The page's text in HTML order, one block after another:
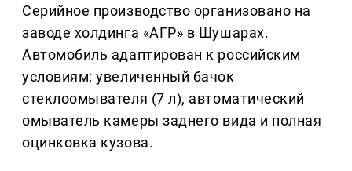
Серийное производство организовано на
заводе холдинга «АГР» в Шушарах.
Автомобиль адаптирован к российским
условиям: увеличенный бачок
стеклоомывателя (7 л), автоматический
омыватель камеры заднего вида и полная
оцинковка кузова.